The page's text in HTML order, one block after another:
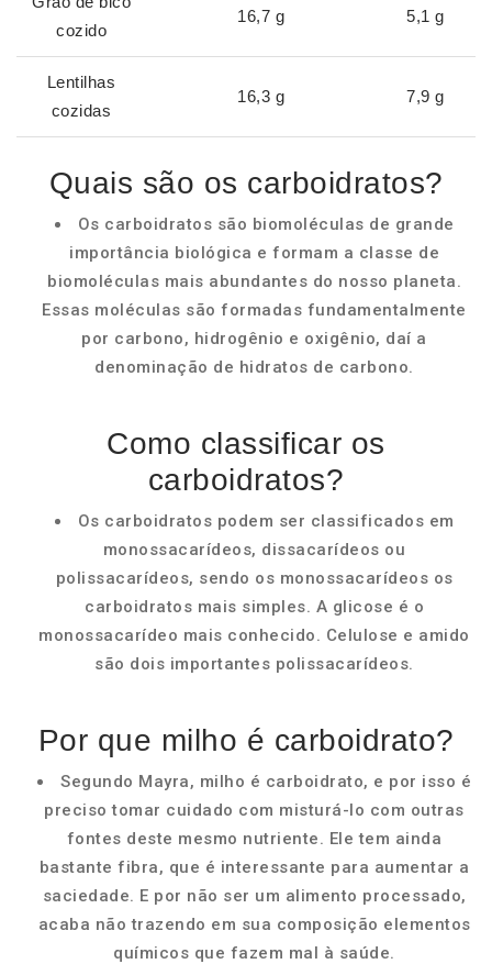
cozido
16,7 g 5,1 g
Lentilhas
cozidas
16,3 g 7,9 g
Quais são os carboidratos?
Os carboidratos são biomoléculas de grande
importância biológica e formam a classe de
biomoléculas mais abundantes do nosso planeta.
Essas moléculas são formadas fundamentalmente
por carbono, hidrogênio e oxigênio, daí a
denominação de hidratos de carbono.
Como classificar os
carboidratos?
Os carboidratos podem ser classificados em
monossacarídeos, dissacarídeos ou
polissacarídeos, sendo os monossacarídeos os
carboidratos mais simples. A glicose é o
monossacarídeo mais conhecido. Celulose e amido
são dois importantes polissacarídeos.
Por que milho é carboidrato?
Segundo Mayra, milho é carboidrato, e por isso é
preciso tomar cuidado com misturá-lo com outras
fontes deste mesmo nutriente. Ele tem ainda
bastante fibra, que é interessante para aumentar a
saciedade. E por não ser um alimento processado,
acaba não trazendo em sua composição elementos
químicos que fazem mal à saúde.